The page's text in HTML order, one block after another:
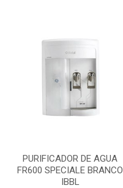
PURIFICADOR DE AGUA
FR600 SPECIALE BRANCO
IBBL